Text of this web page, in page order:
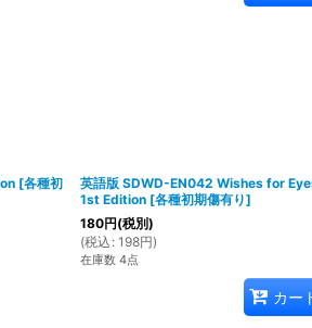
[各種初
英語版 SDWD-EN042 Wishes for
1st Edition [各種初期傷有り]
180円(税別)
(税込 : 198円)
在庫数 4点
カー